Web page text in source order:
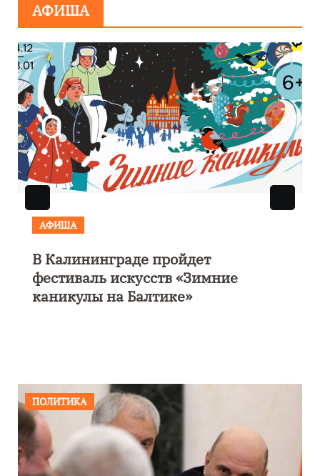
АФИША
АФИША
В Калининграде пройдет
фестиваль искусств «Зимние
каникулы на Балтике»
ПОЛИТИКА